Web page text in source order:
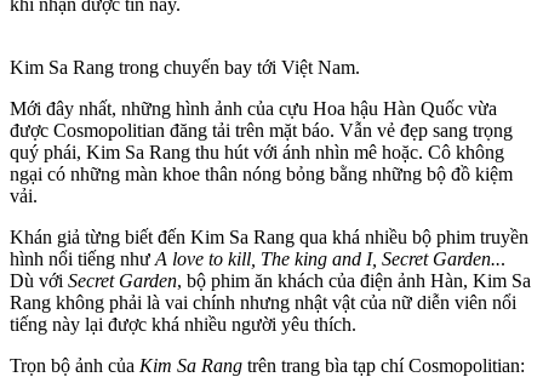
Kim Sa Rang trong chuyến bay tới Việt Nam.
Mới đây nhất, những hình ảnh của cựu Hoa hậu Hàn Quốc vừa
được Cosmopolitian đăng tải trên mặt báo. Vẫn vẻ đẹp sang trọng
quý phái, Kim Sa Rang thu hút với ánh nhìn mê hoặc. Cô không
ngại có những màn khoe thân nóng bỏng bằng những bộ đồ kiệm
vải.
Khán giả từng biết đến Kim Sa Rang qua khá nhiều bộ phim truyền
hình nổi tiếng như A love to kill, The king and I, Secret Garden...
Dù với Secret Garden, bộ phim ăn khách của điện ảnh Hàn, Kim Sa
Rang không phải là vai chính nhưng nhật vật của nữ diễn viên nổi
tiếng này lại được khá nhiều người yêu thích.
Trọn bộ ảnh của Kim Sa Rang trên trang bìa tạp chí Cosmopolitian: